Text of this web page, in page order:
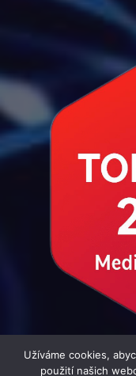
Užíváme cookies,
použití našich